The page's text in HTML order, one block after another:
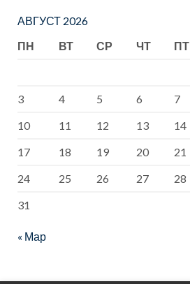
АВГУСТ 2026
ПН
ВТ СР ЧТ ПТ
3
4 5 6 7
10
11 12 13 14
17
18 19 20 21
24
25 26 27 28
31
« Мар